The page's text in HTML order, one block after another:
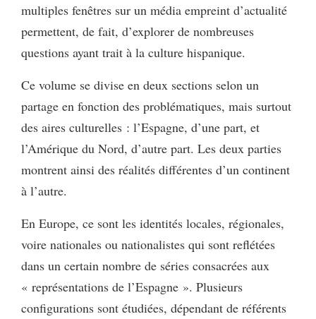
multiples fenêtres sur un média empreint d’actualité
permettent, de fait, d’explorer de nombreuses
questions ayant trait à la culture hispanique.
Ce volume se divise en deux sections selon un
partage en fonction des problématiques, mais surtout
des aires culturelles : l’Espagne, d’une part, et
l’Amérique du Nord, d’autre part. Les deux parties
montrent ainsi des réalités différentes d’un continent
à l’autre.
En Europe, ce sont les identités locales, régionales,
voire nationales ou nationalistes qui sont reflétées
dans un certain nombre de séries consacrées aux
« représentations de l’Espagne ». Plusieurs
configurations sont étudiées, dépendant de référents